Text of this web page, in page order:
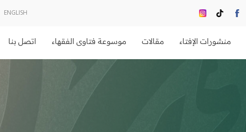
ENGLISH
منشورات الإفتاء مقالات موسوعة فتاوى الفقهاء اتصل بنا